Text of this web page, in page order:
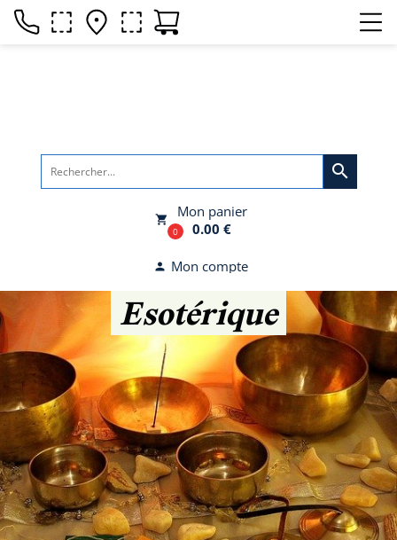
search
local_grocery_store
0
Mon panier
0.00 €
person Mon compte
Esotérique